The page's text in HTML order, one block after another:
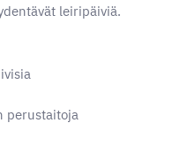
leiripäiviä.
perustaitoja